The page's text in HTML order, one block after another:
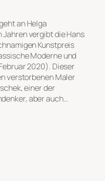
an Helga
vergibt die Hans
Kunstpreis
Moderne und
2020). Dieser
verstorbenen Maler
einer der
aber auch…